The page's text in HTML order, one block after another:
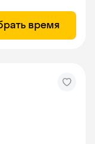
время